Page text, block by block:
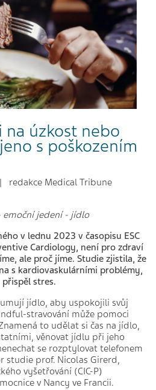
na úzkost nebo
s poškozením
Medical Tribune
emoční jedení- jídlo
v lednu 2023 v časopisu ESC
Cardiology, není pro zdraví
ale proč jíme. Studie zjistila, že
s kardiovaskulárními problémy,
stres.
jídlo, aby uspokojili svůj
stravování může pomoci
to udělat si čas na jídlo,
věnovat jídlu při jeho
se rozptylovat telefonem
studie prof. Nicolas Girerd,
vyšetřování (CIC-P)
v Nancy ve Francii.